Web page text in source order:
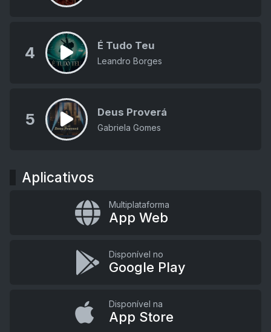
4 É Tudo Teu
Leandro Borges
5 Deus Proverá
Gabriela Gomes
Aplicativos
Multiplataforma
App Web
Disponível no
Google Play
Disponível na
App Store